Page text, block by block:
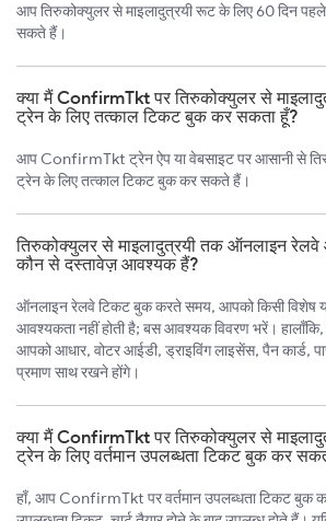
आप तिरुकोक्युलर से माइलादुत्रयी रूट के लिए 60 दिन
सकते हैं।
क्या मैं ConfirmTkt पर तिरुकोक्युलर से
ट्रेन के लिए तत्काल टिकट बुक कर सकता हूँ?
आप ConfirmTkt ट्रेन ऐप या वेबसाइट पर आसानी से
ट्रेन के लिए तत्काल टिकट बुक कर सकते हैं।
तिरुकोक्युलर से माइलादुत्रयी तक ऑनलाइन रेलवे
कौन से दस्तावेज़ आवश्यक हैं?
ऑनलाइन रेलवे टिकट बुक करते समय, आपको किसी विशेष
आवश्यकता नहीं होती है; बस आवश्यक विवरण भरें। हालाँकि,
आपको आधार, वोटर आईडी, ड्राइविंग लाइसेंस, पैन कार्ड,
प्रमाण साथ रखने होंगे।
क्या मैं ConfirmTkt पर तिरुकोक्युलर से
ट्रेन के लिए वर्तमान उपलब्धता टिकट बुक कर
हाँ, आप ConfirmTkt पर वर्तमान उपलब्धता टिकट बुक